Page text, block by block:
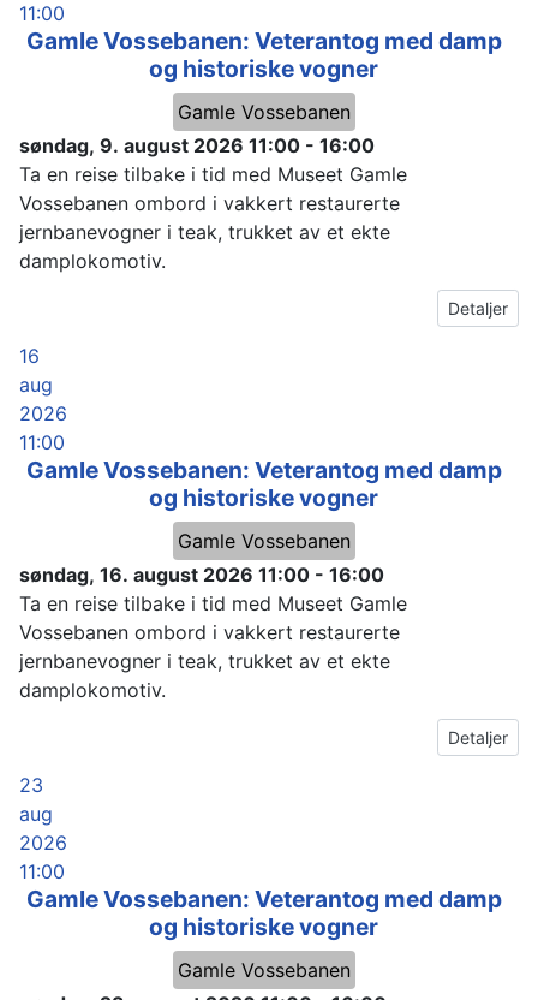
11:00
Gamle Vossebanen: Veterantog med damp
og historiske vogner
Gamle Vossebanen
søndag, 9. august 2026 11:00 - 16:00
Ta en reise tilbake i tid med Museet Gamle
Vossebanen ombord i vakkert restaurerte
jernbanevogner i teak, trukket av et ekte
damplokomotiv.
Detaljer
16
aug
2026
11:00
Gamle Vossebanen: Veterantog med damp
og historiske vogner
Gamle Vossebanen
søndag, 16. august 2026 11:00 - 16:00
Ta en reise tilbake i tid med Museet Gamle
Vossebanen ombord i vakkert restaurerte
jernbanevogner i teak, trukket av et ekte
damplokomotiv.
Detaljer
23
aug
2026
11:00
Gamle Vossebanen: Veterantog med damp
og historiske vogner
Gamle Vossebanen